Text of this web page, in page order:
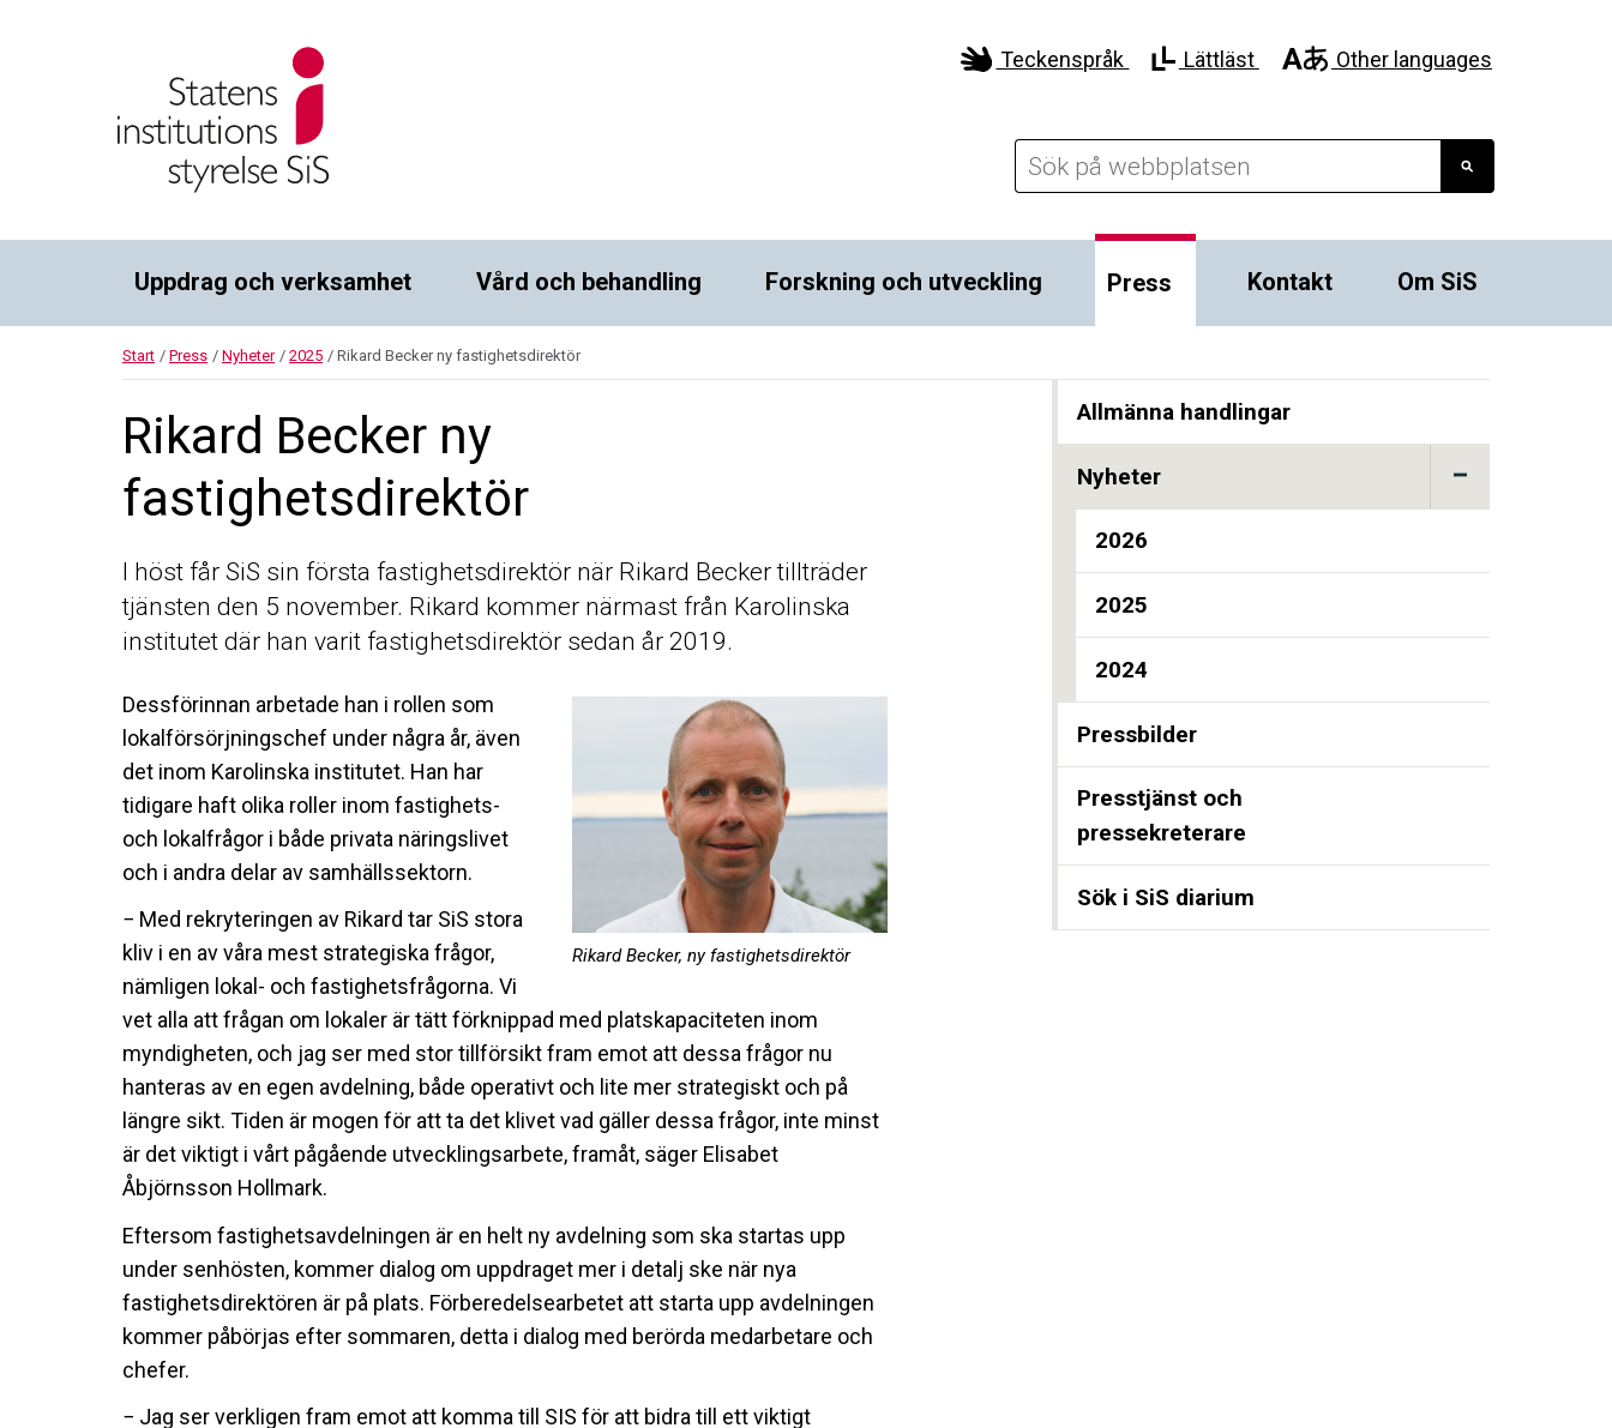
Teckenspråk Lättläst Other languages
Uppdrag och verksamhet Vård och behandling Forskning och utveckling Press Kontakt Om SiS
Start / Press / Nyheter / 2025 / Rikard Becker ny fastighetsdirektör
Allmänna handlingar
Nyheter
2026
2025
2024
Pressbilder
Presstjänst och
pressekreterare
Sök i SiS diarium
Rikard Becker ny
fastighetsdirektör
I höst får SiS sin första fastighetsdirektör när Rikard Becker tillträder
tjänsten den 5 november. Rikard kommer närmast från Karolinska
institutet där han varit fastighetsdirektör sedan år 2019.
Rikard Becker, ny fastighetsdirektör
Dessförinnan arbetade han i rollen som
lokalförsörjningschef under några år, även
det inom Karolinska institutet. Han har
tidigare haft olika roller inom fastighets-
och lokalfrågor i både privata näringslivet
och i andra delar av samhällssektorn.
− Med rekryteringen av Rikard tar SiS stora
kliv i en av våra mest strategiska frågor,
nämligen lokal- och fastighetsfrågorna. Vi
vet alla att frågan om lokaler är tätt förknippad med platskapaciteten inom
myndigheten, och jag ser med stor tillförsikt fram emot att dessa frågor nu
hanteras av en egen avdelning, både operativt och lite mer strategiskt och på
längre sikt. Tiden är mogen för att ta det klivet vad gäller dessa frågor, inte minst
är det viktigt i vårt pågående utvecklingsarbete, framåt, säger Elisabet
Åbjörnsson Hollmark.
Eftersom fastighetsavdelningen är en helt ny avdelning som ska startas upp
under senhösten, kommer dialog om uppdraget mer i detalj ske när nya
fastighetsdirektören är på plats. Förberedelsearbetet att starta upp avdelningen
kommer påbörjas efter sommaren, detta i dialog med berörda medarbetare och
chefer.
− Jag ser verkligen fram emot att komma till SIS för att bidra till ett viktigt